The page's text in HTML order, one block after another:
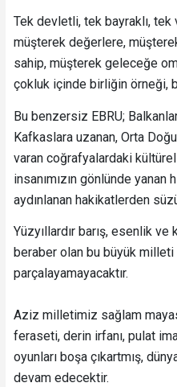
Tek devletli, tek bayraklı, tek
müşterek değerlere,
sahip, müşterek geleceğe
çokluk içinde birliğin örneği,
Bu benzersiz EBRU;
Kafkaslara uzanan, Orta
varan coğrafyalardaki
insanımızın gönlünde yanan
aydınlanan hakikatlerden
Yüzyıllardır barış, esenlik
beraber olan bu büyük
parçalayamayacaktır.
Aziz milletimiz sağlam
feraseti, derin irfanı, pulat
oyunları boşa çıkartmış,
devam edecektir.